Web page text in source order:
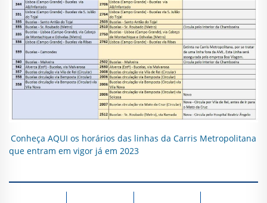
Conheça AQUI os horários das linhas da Carris Metropolitana
que entram em vigor já em 2023